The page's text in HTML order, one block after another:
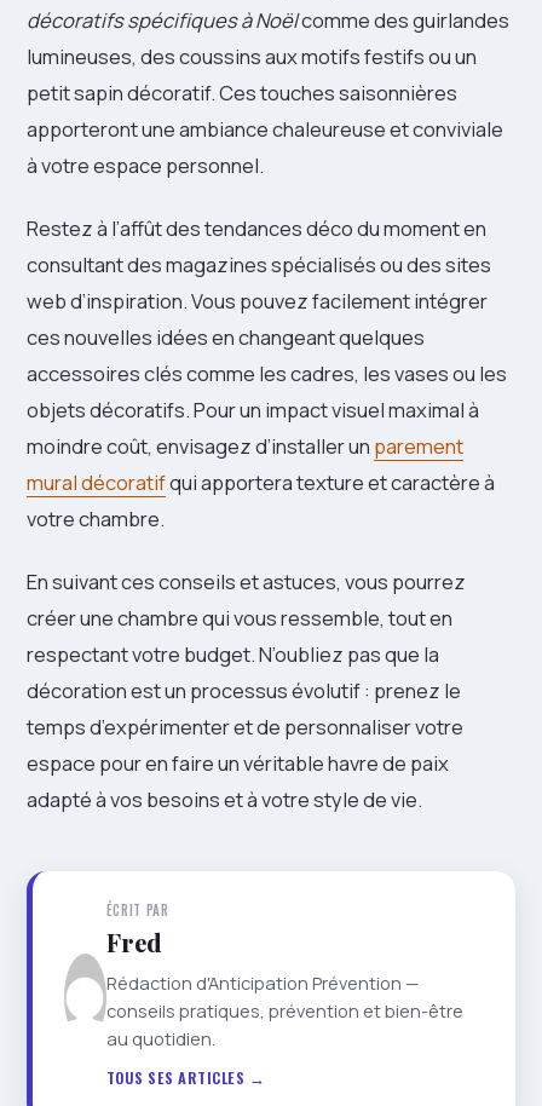
décoratifs spécifiques à Noëlcomme des guirlandes
lumineuses, des coussins aux motifs festifs ou un
petit sapin décoratif. Ces touches saisonnières
apporteront une ambiance chaleureuse et conviviale
à votre espace personnel.
Restez à l’affût des tendances déco du moment en
consultant des magazines spécialisés ou des sites
web d’inspiration. Vous pouvez facilement intégrer
ces nouvelles idées en changeant quelques
accessoires clés comme les cadres, les vases ou les
objets décoratifs. Pour un impact visuel maximal à
moindre coût, envisagez d’installer un parement
mural décoratifqui apportera texture et caractère à
votre chambre.
En suivant ces conseils et astuces, vous pourrez
créer une chambre qui vous ressemble, tout en
respectant votre budget. N’oubliez pas que la
décoration est un processus évolutif : prenez le
temps d’expérimenter et de personnaliser votre
espace pour en faire un véritable havre de paix
adapté à vos besoins et à votre style de vie.
ÉCRIT PAR
Fred
Rédaction d'Anticipation Prévention —
conseils pratiques, prévention et bien-être
au quotidien.
TOUS SES ARTICLES →